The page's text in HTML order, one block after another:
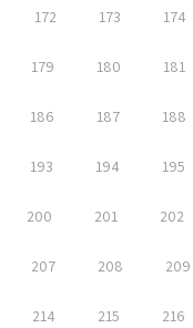
172 173 174
179 180 181
186 187 188
193 194 195
200 201 202
207 208 209
214 215 216